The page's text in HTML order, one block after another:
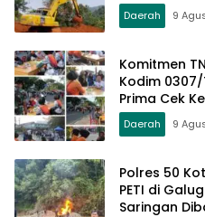
Daerah 9
Komitmen
Kodim 0307/
Prima Cek
Day Setiap
Daerah 9
Polres 50
PETI di
Saringan